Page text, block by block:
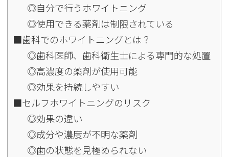
◎自分で行うホワイトニング
◎使用できる薬剤は制限されている
■歯科でのホワイトニングとは？
◎歯科医師、歯科衛生士による専門的な処置
◎高濃度の薬剤が使用可能
◎効果を持続しやすい
■セルフホワイトニングのリスク
◎効果の違い
◎成分や濃度が不明な薬剤
◎歯の状態を見極められない